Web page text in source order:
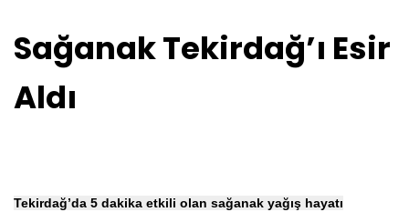
Sağanak Tekirdağ’ı Esir
Aldı
Tekirdağ’da 5 dakika etkili olan sağanak yağış hayatı